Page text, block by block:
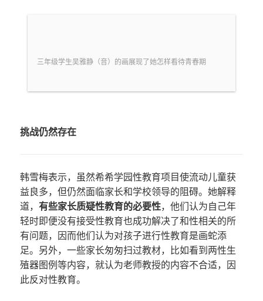
三年级学生吴雅静（音）的画展现了她怎样看待青春期
挑战仍然存在
韩雪梅表示，虽然希希学园性教育项目使流动儿童获
益良多，但仍然面临家长和学校领导的阻碍。她解释
道，有些家长质疑性教育的必要性，他们认为自己年
轻时即便没有接受性教育也成功解决了和性相关的所
有问题，因而他们认为对孩子进行性教育是画蛇添
足。另外，一些家长匆匆扫过教材，比如看到两性生
殖器图例等内容，就认为老师教授的内容不合适，因
此反对性教育。